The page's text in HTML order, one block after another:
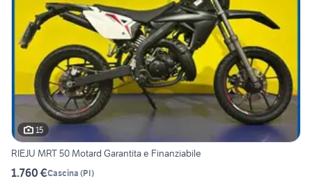
15
RIEJU MRT 50 Motard Garantita e Finanziabile
1.760 €Cascina (PI)